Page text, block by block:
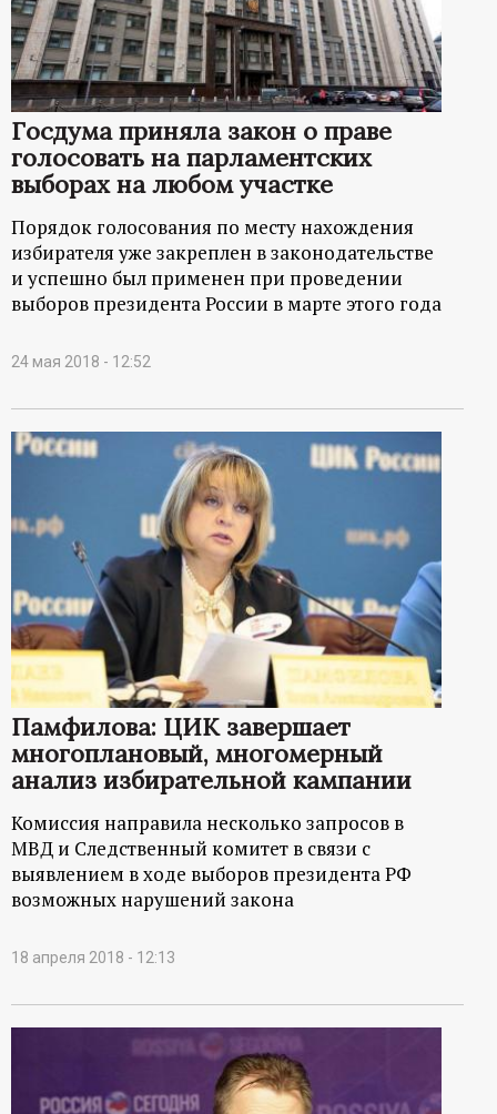
п
о
р
т
а
л
Госдума приняла закон о праве
голосовать на парламентских
выборах на любом участке
Порядок голосования по месту нахождения
избирателя уже закреплен в законодательстве
и успешно был применен при проведении
выборов президента России в марте этого года
24 мая 2018 - 12:52
Памфилова: ЦИК завершает
многоплановый, многомерный
анализ избирательной кампании
Комиссия направила несколько запросов в
МВД и Следственный комитет в связи с
выявлением в ходе выборов президента РФ
возможных нарушений закона
18 апреля 2018 - 12:13